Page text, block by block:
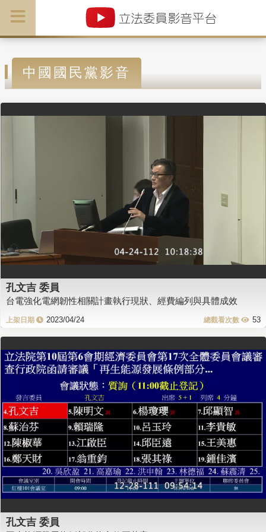
中國國民黨影音
孔文吉 委員
台電強化電網韌性相關計畫執行現狀、經費編列與具體成效
2023/04/24 53
孔文吉 委員